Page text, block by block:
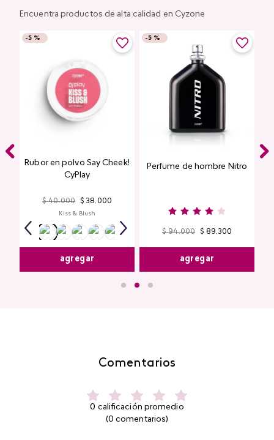
Encuentra productos de alta calidad en Cyzone
-5 %
Rubor en polvo Say Cheek!
CyPlay
$ 40.000 $ 38.000
Kiss & Blush
agregar
-5 %
Perfume de hombre Nitro
$ 94.000 $ 89.300
agregar
Comentarios
0 calificación promedio
(0 comentarios)